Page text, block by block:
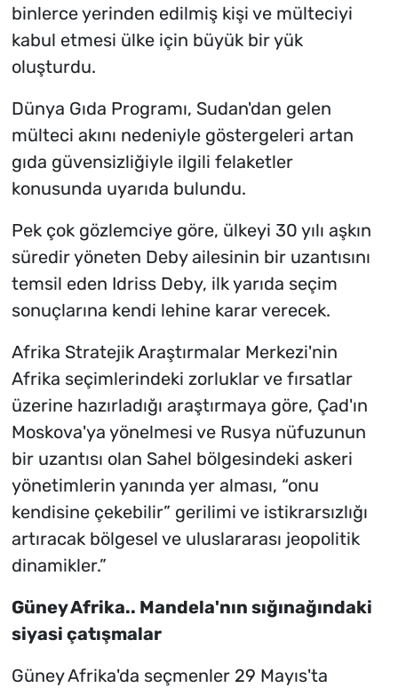
binlerce yerinden edilmiş kişi ve mülteciyi
kabul etmesi ülke için büyük bir yük
oluşturdu.
Dünya Gıda Programı, Sudan'dan gelen
mülteci akını nedeniyle göstergeleri artan
gıda güvensizliğiyle ilgili felaketler
konusunda uyarıda bulundu.
Pek çok gözlemciye göre, ülkeyi 30 yılı aşkın
süredir yöneten Deby ailesinin bir uzantısını
temsil eden Idriss Deby, ilk yarıda seçim
sonuçlarına kendi lehine karar verecek.
Afrika Stratejik Araştırmalar Merkezi'nin
Afrika seçimlerindeki zorluklar ve fırsatlar
üzerine hazırladığı araştırmaya göre, Çad'ın
Moskova'ya yönelmesi ve Rusya nüfuzunun
bir uzantısı olan Sahel bölgesindeki askeri
yönetimlerin yanında yer alması, “onu
kendisine çekebilir” gerilimi ve istikrarsızlığı
artıracak bölgesel ve uluslararası jeopolitik
dinamikler.”
Güney Afrika.. Mandela'nın sığınağındaki
siyasi çatışmalar
Güney Afrika'da seçmenler 29 Mayıs'ta